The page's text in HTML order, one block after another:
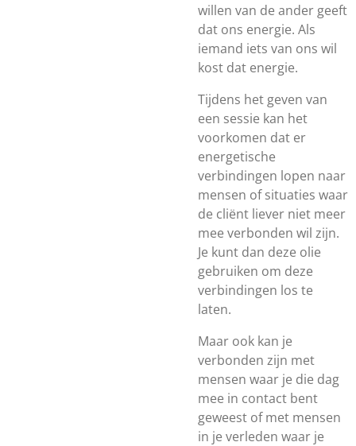
willen van de ander geeft
dat ons energie. Als
iemand iets van ons wil
kost dat energie.
Tijdens het geven van
een sessie kan het
voorkomen dat er
energetische
verbindingen lopen naar
mensen of situaties waar
de cliënt liever niet meer
mee verbonden wil zijn.
Je kunt dan deze olie
gebruiken om deze
verbindingen los te
laten.
Maar ook kan je
verbonden zijn met
mensen waar je die dag
mee in contact bent
geweest of met mensen
in je verleden waar je